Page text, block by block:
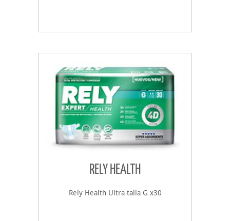
RELY HEALTH
Rely Health Ultra talla G x30